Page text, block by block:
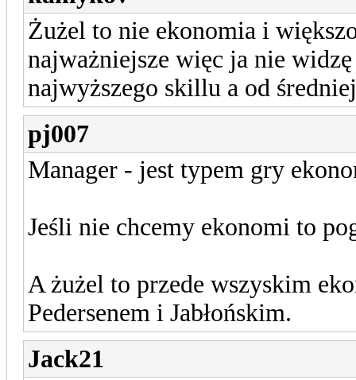
Żużel to nie ekonomia i
najważniejsze więc ja nie
najwyższego skillu a od średniej
pj007
Manager - jest typem gry
Jeśli nie chcemy ekonomi to
A żużel to przede wszyskim
Pedersenem i Jabłońskim.
Jack21